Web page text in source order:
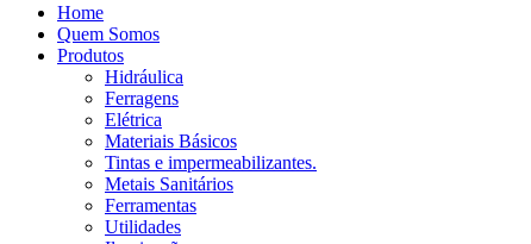
Home
Quem Somos
Produtos
Hidráulica
Ferragens
Elétrica
Materiais Básicos
Tintas e impermeabilizantes.
Metais Sanitários
Ferramentas
Utilidades